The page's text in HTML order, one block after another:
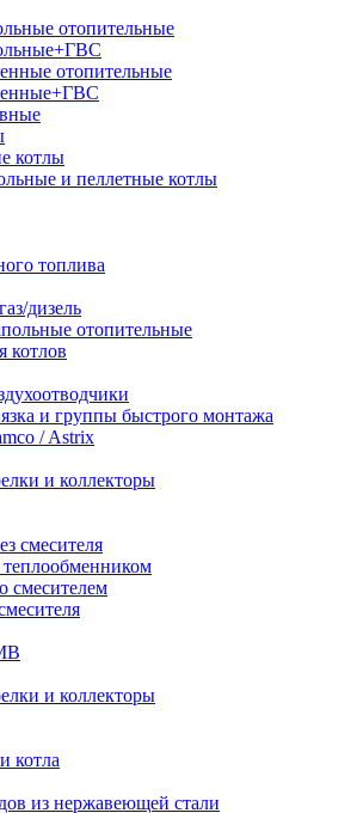
отопительные
отопительные
котлы
и пеллетные котлы
топлива
дизель
отопительные
котлов
и группы быстрого монтажа
/ Astrix
и коллекторы
смесителя
смесителем
и коллекторы
котла
из нержавеющей стали